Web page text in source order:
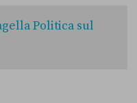
Politica sul